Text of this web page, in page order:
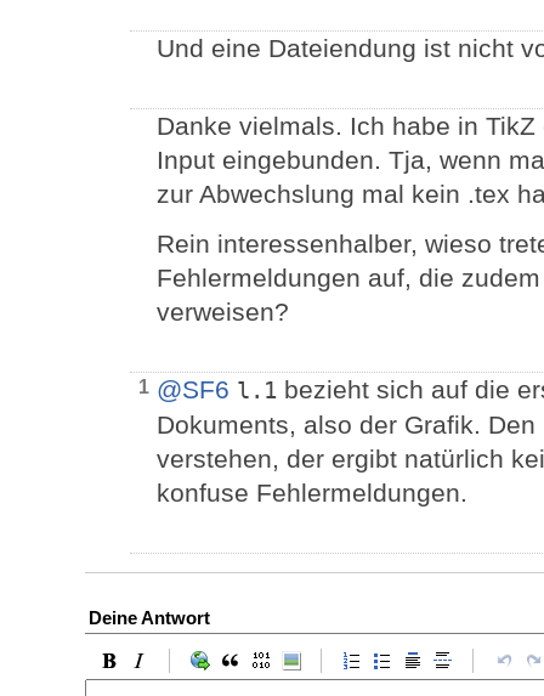
Und eine Dateiendung ist nicht
Danke vielmals. Ich habe in
Input eingebunden. Tja, wenn
zur Abwechslung mal kein .tex
Rein interessenhalber, wieso
Fehlermeldungen auf, die
verweisen?
1 @SF6 l.1 bezieht sich auf die
Dokuments, also der Grafik.
verstehen, der ergibt natürlich
konfuse Fehlermeldungen.
Deine Antwort